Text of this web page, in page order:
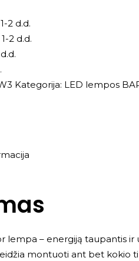
2 d.d.
2 d.d.
Kategorija: LED lempos
lempa – energiją taupantis ir
montuoti ant bet kokio